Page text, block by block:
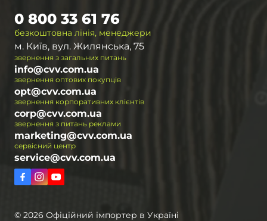
безкоштовна лінія, менеджери
0 800 33 61 76
м. Київ, вул. Жилянська, 75
звернення з загальних питань
info@cvv.com.ua
звернення оптових покупців
opt@cvv.com.ua
звернення корпоративних клієнтів
corp@cvv.com.ua
звернення з питань реклами
marketing@cvv.com.ua
сервісний центр
service@cvv.com.ua
© 2026 Офіційний імпортер в Україні